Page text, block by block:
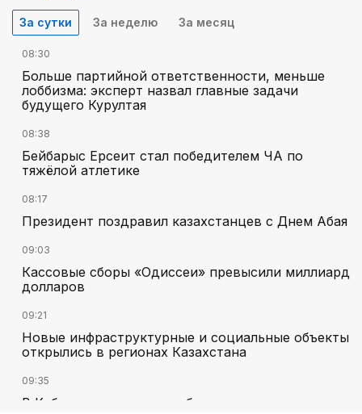
За сутки За неделю За месяц
08:30
Больше партийной ответственности, меньше
лоббизма: эксперт назвал главные задачи
будущего Курултая
08:38
Бейбарыс Ерсеит стал победителем ЧА по
тяжёлой атлетике
08:17
Президент поздравил казахстанцев с Днем Абая
09:03
Кассовые сборы «Одиссеи» превысили миллиард
долларов
09:21
Новые инфраструктурные и социальные объекты
открылись в регионах Казахстана
09:35
В Кабмине оперативно обсудили ситуацию на